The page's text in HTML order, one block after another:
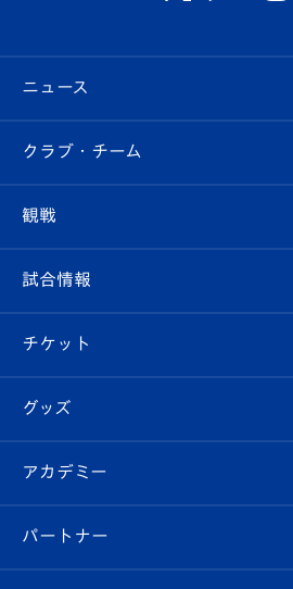
ニュース
すべて
クラブ
試合情報
チケット
イベント
メディア
クラブ・チーム
クラブ概要
エンブレム紹介
スタッフプロフィール
マスコット紹介
観戦
観戦ルール
はじめての観戦ガイド
Revive Team
ヴィヴィくんの長崎おもてなしガイド
試合情報
試合日程/結果
フォトギャラリー
スタジアムグルメ
チケット
チケット
V-LOVERS（ファンクラブ）
プレイヤーズスイート
グッズ
オンラインショップ
店舗情報
アカデミー
育成からのお知らせ
パートナー